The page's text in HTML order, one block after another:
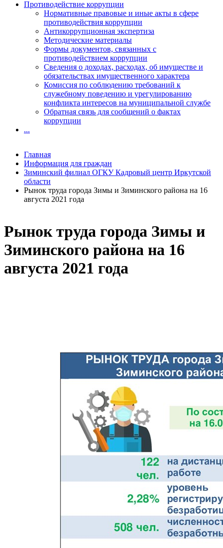
Рынок труда города Зимы и
Зиминского района на 16
августа 2021 года
Противодействие коррупции
Нормативные правовые и иные акты в сфере
противодействия коррупции
Антикоррупционная экспертиза
Методические материалы
Формы документов, связанных с
противодействием коррупции
Сведения о доходах, расходах, об имуществе и
обязательствах имущественного характера
Комиссия по соблюдению требований к
служебному поведению и урегулированию
конфликта интересов на муниципальной службе
Обратная связь для сообщений о фактах
коррупции
...
Главная
Информация для граждан
Зиминский филиал ОГКУ Кадровый центр Иркутской
области
Рынок труда города Зимы и Зиминского района на 16
августа 2021 года